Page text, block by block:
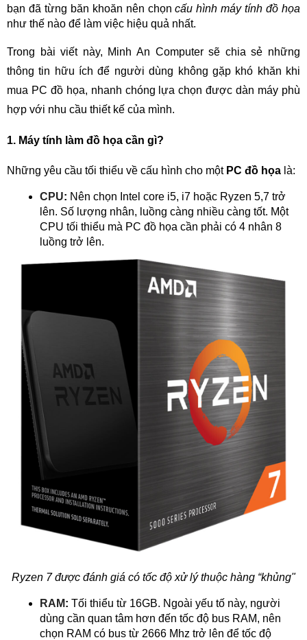
bạn đã từng băn khoăn nên chọncấu hình máy tính đồ họa
như thế nào để làm việc hiệu quả nhất.
Trong bài viết này, Minh An Computer sẽ chia sẻ những
thông tin hữu ích để người dùng không gặp khó khăn khi
mua PC đồ họa, nhanh chóng lựa chọn được dàn máy phù
hợp với nhu cầu thiết kế của mình.
1. Máy tính làm đồ họa cần gì?
Những yêu cầu tối thiểu về cấu hình cho một PC đồ họa là:
CPU: Nên chọn Intel core i5, i7 hoặc Ryzen 5,7 trở
lên. Số lượng nhân, luồng càng nhiều càng tốt. Một
CPU tối thiểu mà PC đồ họa cần phải có 4 nhân 8
luồng trở lên.
Ryzen 7 được đánh giá có tốc độ xử lý thuộc hàng “khủng"
RAM: Tối thiểu từ 16GB. Ngoài yếu tố này, người
dùng cần quan tâm hơn đến tốc độ bus RAM, nên
chọn RAM có bus từ 2666 Mhz trở lên để tốc độ